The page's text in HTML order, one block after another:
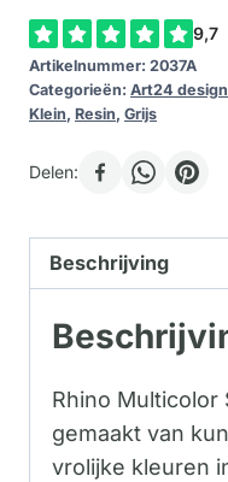
Artikelnummer: 2037A
Categorieën: Art24 design
Klein, Resin, Grijs
Delen:
Beschrijving
Rhino Multicolor
gemaakt van
vrolijke kleuren